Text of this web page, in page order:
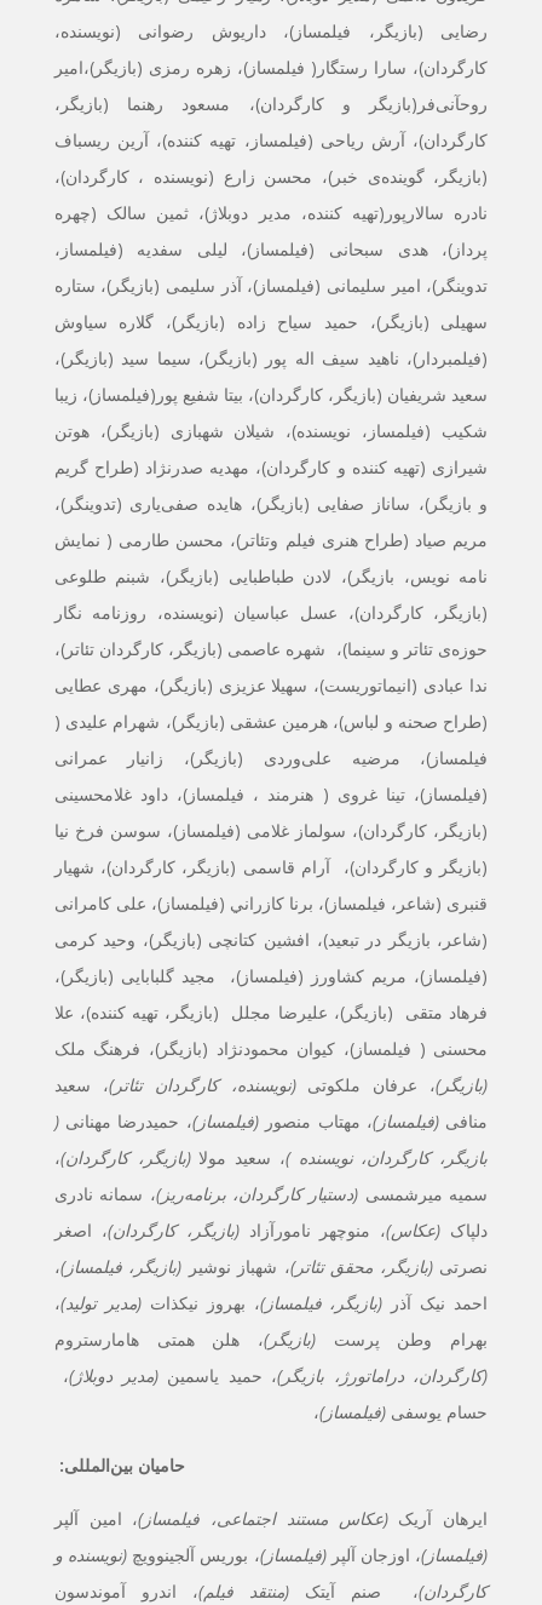
رضایی (بازیگر، فیلمساز)، داریوش رضوانی (نویسنده،
کارگردان)، سارا رستگار( فیلمساز)، زهره رمزی (بازیگر)،امیر
روحآنی‌فر(بازیگر و کارگردان)، مسعود رهنما (بازیگر،
کارگردان)، آرش ریاحی (فیلمساز، تهیه کننده)، آرین ریسباف
(بازیگر، گوینده‌ی خبر)، محسن زارع (نویسنده ، کارگردان)،
نادره سالارپور(تهیه کننده، مدیر دوبلاژ)، ثمین سالک (چهره
پرداز)، هدی سبحانی (فیلمساز)، لیلی سفدیه (فیلمساز،
تدوینگر)، امیر سلیمانی (فیلمساز)، آذر سلیمی (بازیگر)، ستاره
سهیلی (بازیگر)، حمید سیاح زاده (بازیگر)، گلاره سیاوش
(فیلمبردار)، ناهید سیف اله پور (بازیگر)، سیما سید (بازیگر)،
سعید شریفیان (بازیگر، کارگردان)، بیتا شفیع پور(فیلمساز)، زیبا
شکیب (فیلمساز، نویسنده)، شیلان شهبازی (بازیگر)، هوتن
شیرازی (تهیه کننده و کارگردان)، مهدیه صدرنژاد (طراح گریم
و بازیگر)، ساناز صفایی (بازیگر)، هایده صفی‌یاری (تدوینگر)،
مریم صیاد (طراح هنری فیلم‌ وتئاتر)، محسن طارمی ( نمایش
نامه نویس، بازیگر)، لادن طباطبایی (بازیگر)، شبنم طلوعی
(بازیگر، کارگردان)، عسل عباسیان (نویسنده، روزنامه نگار
حوزه‌ی تئاتر و سینما)، شهره عاصمی (بازیگر، کارگردان تئاتر)،
ندا عبادی (انیماتوریست)، سهیلا عزیزی (بازیگر)، مهری عطایی
(طراح صحنه و لباس)، هرمین عشقی (بازیگر)، شهرام علیدی (
فیلمساز)، مرضیه علی‌وردی (بازیگر)، زانیار عمرانی
(فیلمساز)، تینا غروی ( هنرمند ، فیلمساز)، داود غلامحسینی
(بازیگر، کارگردان)، سولماز غلامی (فیلمساز)، سوسن فرخ نیا
(بازیگر و کارگردان)، آرام قاسمی (بازیگر، کارگردان)، شهیار
قنبری (شاعر، فیلمساز)، برنا كازراني (فيلمساز)، علی کامرانی
(شاعر، بازیگر در تبعید)، افشین کتانچی (بازیگر)، وحید کرمی
(فیلمساز)، مريم كشاورز (فيلمساز)، مجید گلبابایی (بازیگر)،
فرهاد متقی (بازیگر)، علیرضا مجلل (بازیگر، تهیه کننده)، علا
محسنی ( فیلمساز)، کیوان محمودنژاد (بازیگر)، فرهنگ ملک
(بازیگر)، عرفان ملکوتی(نویسنده، کارگردان تئاتر)، سعید
منافی(فیلمساز)، مهتاب منصور(فيلمساز)، حمیدرضا مهنانی(
بازیگر، کارگردان، نویسنده )، سعید مولا(بازیگر، کارگردان)،
سمیه میرشمسی (دستیار کارگردان، برنامه‌ریز)، سمانه نادری
دلپاک (عکاس)، منوچهر نامورآزاد(بازیگر، کارگردان)، اصغر
نصرتی(بازیگر، محقق تئاتر)، شهباز نوشير (بازيگر، فيلمساز)،
احمد نیک آذر (بازیگر، فیلمساز)، بهروز نیکذات(مدیر تولید)،
بهرام وطن پرست (بازیگر)، هلن همتی هامارستروم
(کارگردان، دراماتورژ، بازیگر)، حمید یاسمین(مدیر دوبلاژ)،
حسام یوسفی (فیلمساز)،
حامیان بین‌المللی:
ایرهان آریک(عکاس مستند اجتماعی، فیلمساز)، امین آلپر
(فیلمساز)، اوزجان آلپر(فیلمساز)، بوریس آلجینوویچ (نویسنده و
کارگردان)، صنم آیتک(منتقد فیلم)، اندرو آموندسون